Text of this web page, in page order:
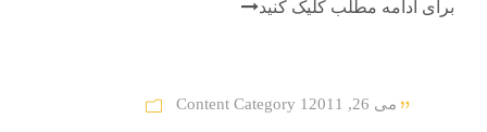
برای ادامه مطلب کلیک کنید
می 26, 2011 Content Category 1